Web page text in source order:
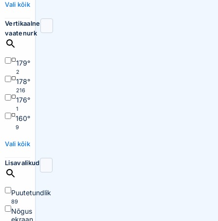
Vali kõik
Vertikaalne
vaatenurk
179°
2
178°
216
176°
1
160°
9
Vali kõik
Lisavalikud
Puutetundlik
89
Nõgus
ekraan